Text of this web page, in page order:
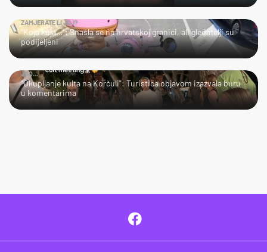
ZAMJERATE LI JOJ?
"Koja kuja…": Snašla se na hrvatskoj granici, ali gledatelji su
podijeljeni
JAO…
"Okupljanje kulta na Korčuli": Turistica objavom izazvala buru
u komentarima